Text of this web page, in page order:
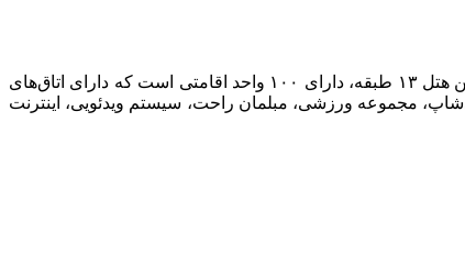
، که با نام قدیم هتل میامی نیز شناخته شده است، در زیباترین و طولانی‌ترین خیابان تهران، یعنی خیابان ولیعصر قرار دارد. این هتل ۱۳ طبقه، دارای ۱۰۰ واحد اقامتی است که دارای اتاق‌های
مجموعه ورزشی، مبلمان راحت، سیستم ویدئویی، اینترنت